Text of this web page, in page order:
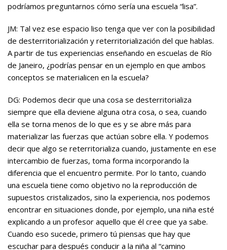
podríamos preguntarnos cómo sería una escuela “lisa”.
JM: Tal vez ese espacio liso tenga que ver con la posibilidad
de desterritorialización y reterritorialización del que hablas.
A partir de tus experiencias enseñando en escuelas de Río
de Janeiro, ¿podrías pensar en un ejemplo en que ambos
conceptos se materialicen en la escuela?
DG: Podemos decir que una cosa se desterritorializa
siempre que ella deviene alguna otra cosa, o sea, cuando
ella se torna menos de lo que es y se abre más para
materializar las fuerzas que actúan sobre ella. Y podemos
decir que algo se reterritorializa cuando, justamente en ese
intercambio de fuerzas, toma forma incorporando la
diferencia que el encuentro permite. Por lo tanto, cuando
una escuela tiene como objetivo no la reproducción de
supuestos cristalizados, sino la experiencia, nos podemos
encontrar en situaciones donde, por ejemplo, una niña esté
explicando a un profesor aquello que él cree que ya sabe.
Cuando eso sucede, primero tú piensas que hay que
escuchar para después conducir a la niña al “camino